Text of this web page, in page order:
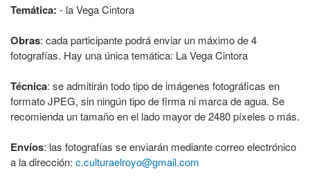
Temática: - la Vega Cintora
Obras: cada participante podrá enviar un máximo de 4
fotografías. Hay una única temática: La Vega Cintora
Técnica: se admitirán todo tipo de imágenes fotográficas en
formato JPEG, sin ningún tipo de firma ni marca de agua. Se
recomienda un tamaño en el lado mayor de 2480 píxeles o más.
Envíos: las fotografías se enviarán mediante correo electrónico
a la dirección: c.culturaelroyo@gmail.com